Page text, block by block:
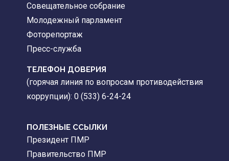
Совещательное собрание
Молодежный парламент
Фоторепортаж
Пресс-служба
ТЕЛЕФОН ДОВЕРИЯ
(горячая линия по вопросам противодействия
коррупции): 0 (533) 6-24-24
ПОЛЕЗНЫЕ ССЫЛКИ
Президент ПМР
Правительство ПМР